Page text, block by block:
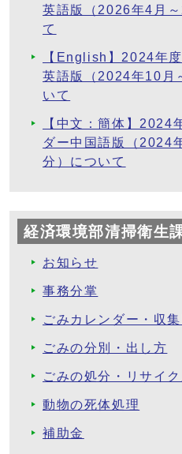
英語版（2026年4月
て
【English】2024年
英語版（2024年10月
いて
【中文：簡体】2024
ダー中国語版（2024
分）について
経済環境部清掃衛生
お知らせ
事務分掌
ごみカレンダー・収集
ごみの分別・出し方
ごみの処分・リサイ
動物の死体処理
補助金